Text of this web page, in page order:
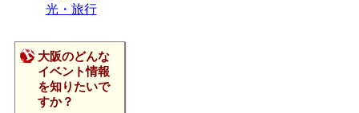
光・旅行
大阪のどんな
イベント情報
を知りたいで
すか？